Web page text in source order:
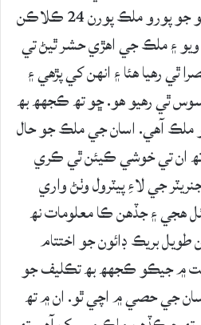
۾ پاڪستان ان حال کي رسيو جو پورو ملڪ پورن 24 ڪلاڪن
۽ ملڪ جي اھڙي حشر ٿيڻ تي
ٿي رھيا ھئا ۽ انھن کي پڙھي ۽
ٿي رھيو ھو. ڇو تھ ڪجھھ بھ
ملڪ آھي. اسان جي ملڪ جو حال
تھ ان تي خوشي ڪيئن ٿي ڪري
جي لاءِ پيٽرول وٺڻ واري
ھجي ۽ جڏھن ڪا معلومات نھ
بريڪ ڊائون جو اختتام
۾ جيڪو ڪجھھ بھ تڪليف جو
اسان جي حصي ۾ اچي ٿو. ان ۾ تھ